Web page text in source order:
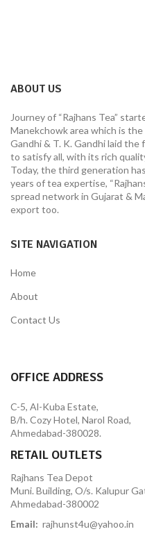
ABOUT US
Journey of “Rajhans Tea”
Manekchowk area which is
Gandhi & T. K. Gandhi laid the
to satisfy all, with its rich
Today, the third generation
years of tea expertise,
spread network in Gujarat &
export too.
SITE NAVIGATION
Home
About
Contact Us
OFFICE ADDRESS
C-5, Al-Kuba Estate,
B/h. Cozy Hotel, Narol Road,
Ahmedabad-380028.
RETAIL OUTLETS
Rajhans Tea Depot
Muni. Building, O/s. Kalupur
Ahmedabad-380002
Email: rajhunst4u@yahoo.in